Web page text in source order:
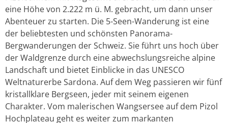
eine Höhe von 2.222 m ü. M. gebracht, um dann unser
Abenteuer zu starten. Die 5-Seen-Wanderung ist eine
der beliebtesten und schönsten Panorama-
Bergwanderungen der Schweiz. Sie führt uns hoch über
der Waldgrenze durch eine abwechslungsreiche alpine
Landschaft und bietet Einblicke in das UNESCO
Weltnaturerbe Sardona. Auf dem Weg passieren wir fünf
kristallklare Bergseen, jeder mit seinem eigenen
Charakter. Vom malerischen Wangsersee auf dem Pizol
Hochplateau geht es weiter zum markanten